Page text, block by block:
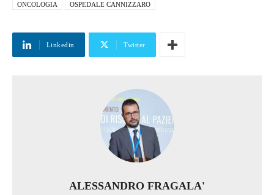
ONCOLOGIA OSPEDALE CANNIZZARO
Linkedin Twitter
ALESSANDRO FRAGALA'